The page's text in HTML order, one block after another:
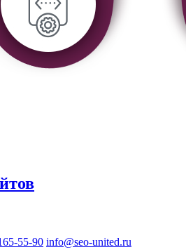
55-90 info@seo-united.ru